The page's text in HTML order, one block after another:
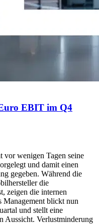
EBIT im Q4
vor wenigen Tagen seine
und damit einen
gegeben. Während die
die
zeigen die internen
Management blickt nun
und stellt eine
Aussicht. Verlustminderung